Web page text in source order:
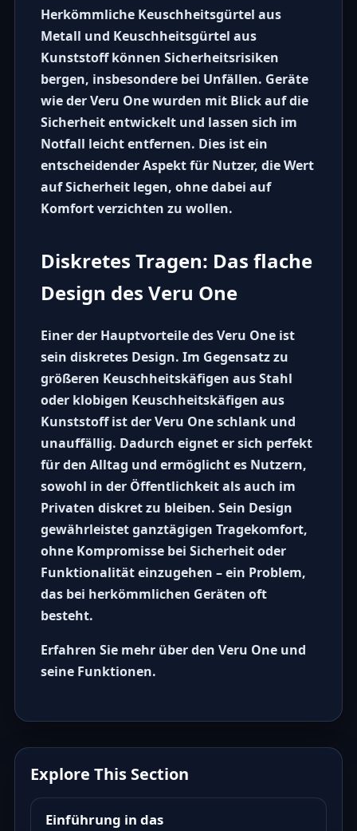
Herkömmliche Keuschheitsgürtel aus
Metall und Keuschheitsgürtel aus
Kunststoffkönnen Sicherheitsrisiken
bergen, insbesondere bei Unfällen. Geräte
wie derVeru Onewurden mit Blick auf die
Sicherheit entwickelt und lassen sich im
Notfall leicht entfernen. Dies ist ein
entscheidender Aspekt für Nutzer, die Wert
auf Sicherheit legen, ohne dabei auf
Komfort verzichten zu wollen.
Diskretes Tragen: Das flache
Design des Veru One
Einer der Hauptvorteile desVeru Oneist
sein diskretes Design. Im Gegensatz zu
größeren Keuschheitskäfigen aus Stahl
oder klobigen Keuschheitskäfigen aus
Kunststoffist der Veru One schlank und
unauffällig. Dadurch eignet er sich perfekt
für den Alltag und ermöglicht es Nutzern,
sowohl in der Öffentlichkeit als auch im
Privaten diskret zu bleiben. Sein Design
gewährleistet ganztägigen Tragekomfort,
ohne Kompromisse bei Sicherheit oder
Funktionalität einzugehen – ein Problem,
das bei herkömmlichen Geräten oft
besteht.
Erfahren Sie mehr über den Veru One und
seine Funktionen.
Explore This Section
Einführung in das